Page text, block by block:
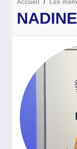
Accueil Les